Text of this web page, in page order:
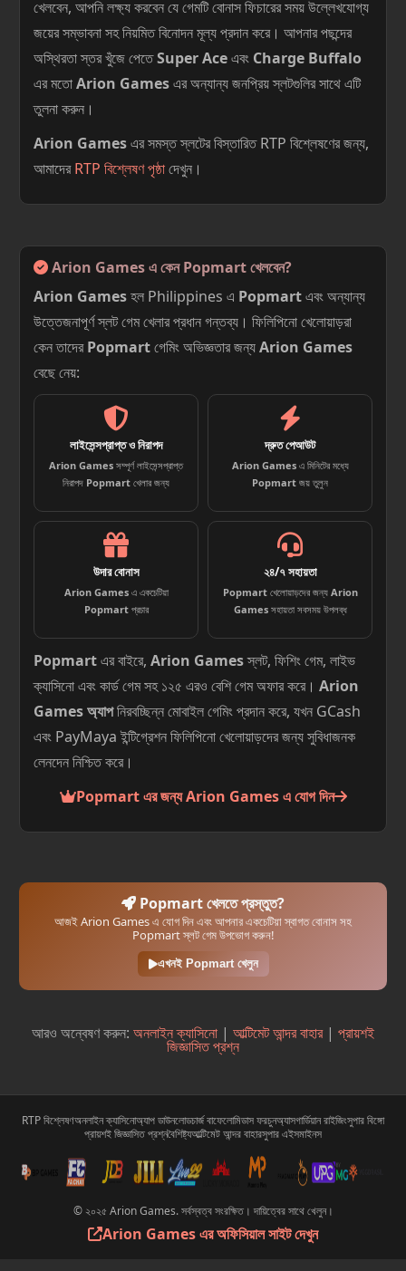
খেলবেন, আপনি লক্ষ্য করবেন যে গেমটি বোনাস ফিচারের সময় উল্লেখযোগ্য
জয়ের সম্ভাবনা সহ নিয়মিত বিনোদন মূল্য প্রদান করে। আপনার পছন্দের
অস্থিরতা স্তর খুঁজে পেতেSuper Aceএবং Charge Buffalo
এর মতোArion Gamesএর অন্যান্য জনপ্রিয় স্লটগুলির সাথে এটি
তুলনা করুন।
Arion Gamesএর সমস্ত স্লটের বিস্তারিত RTP বিশ্লেষণের জন্য,
আমাদেরRTP বিশ্লেষণ পৃষ্ঠাদেখুন।
Arion Games এ কেন Popmart খেলবেন?
Arion Gamesহল Philippines এ Popmartএবং অন্যান্য
উত্তেজনাপূর্ণ স্লট গেম খেলার প্রধান গন্তব্য। ফিলিপিনো খেলোয়াড়রা
কেন তাদেরPopmartগেমিং অভিজ্ঞতার জন্যArion Games
বেছে নেয়:
লাইসেন্সপ্রাপ্ত ও নিরাপদ
Arion Games সম্পূর্ণ লাইসেন্সপ্রাপ্ত
নিরাপদ Popmart খেলার জন্য
দ্রুত পেআউট
Arion Gamesএ মিনিটের মধ্যে
Popmart জয় তুলুন
উদার বোনাস
Arion Gamesএ একচেটিয়া
Popmartপ্রচার
২৪/৭ সহায়তা
Popmartখেলোয়াড়দের জন্য Arion
Gamesসহায়তা সবসময় উপলব্ধ
Popmartএর বাইরে, Arion Gamesস্লট, ফিশিং গেম, লাইভ
ক্যাসিনো এবং কার্ড গেম সহ ১২৫ এরও বেশি গেম অফার করে। Arion
Games অ্যাপনিরবচ্ছিন্ন মোবাইল গেমিং প্রদান করে, যখন GCash
এবং PayMaya ইন্টিগ্রেশন ফিলিপিনো খেলোয়াড়দের জন্য সুবিধাজনক
লেনদেন নিশ্চিত করে।
Popmart এর জন্য Arion Games এ যোগ দিন
Popmart খেলতে প্রস্তুত?
আজই Arion Games এ যোগ দিন এবং আপনার একচেটিয়া স্বাগত বোনাস সহ
Popmart স্লট গেম উপভোগ করুন!
এখনই Popmart খেলুন
আরও অন্বেষণ করুন: অনলাইন ক্যাসিনো | আল্টিমেট আন্দর বাহার| প্রায়শই
জিজ্ঞাসিত প্রশ্ন
RTP বিশ্লেষণঅনলাইন ক্যাসিনোঅ্যাপ ডাউনলোডচার্জ বাফেলোমিডাস ফরচুনঅ্যাসগার্ডিয়ান রাইজিংসুপার বিঙ্গো
প্রায়শই জিজ্ঞাসিত প্রশ্নবৈশিষ্ট্যআল্টিমেট আন্দর বাহারসুপার এইসমাইনস
© ২০২৫ Arion Games. সর্বস্বত্ব সংরক্ষিত। দায়িত্বের সাথে খেলুন।
Arion Games এর অফিসিয়াল সাইট দেখুন